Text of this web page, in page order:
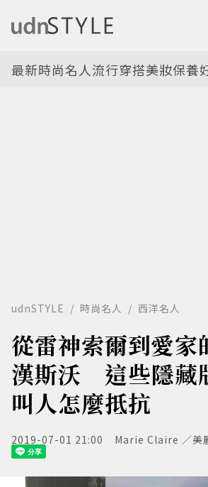
最新時尚名人流行穿搭美妝保養
udnSTYLE 時尚名人 西洋名人
從雷神索爾到愛家
漢斯沃 這些隱藏
叫人怎麼抵抗
2019-07-01 21:00 Marie Claire ／美